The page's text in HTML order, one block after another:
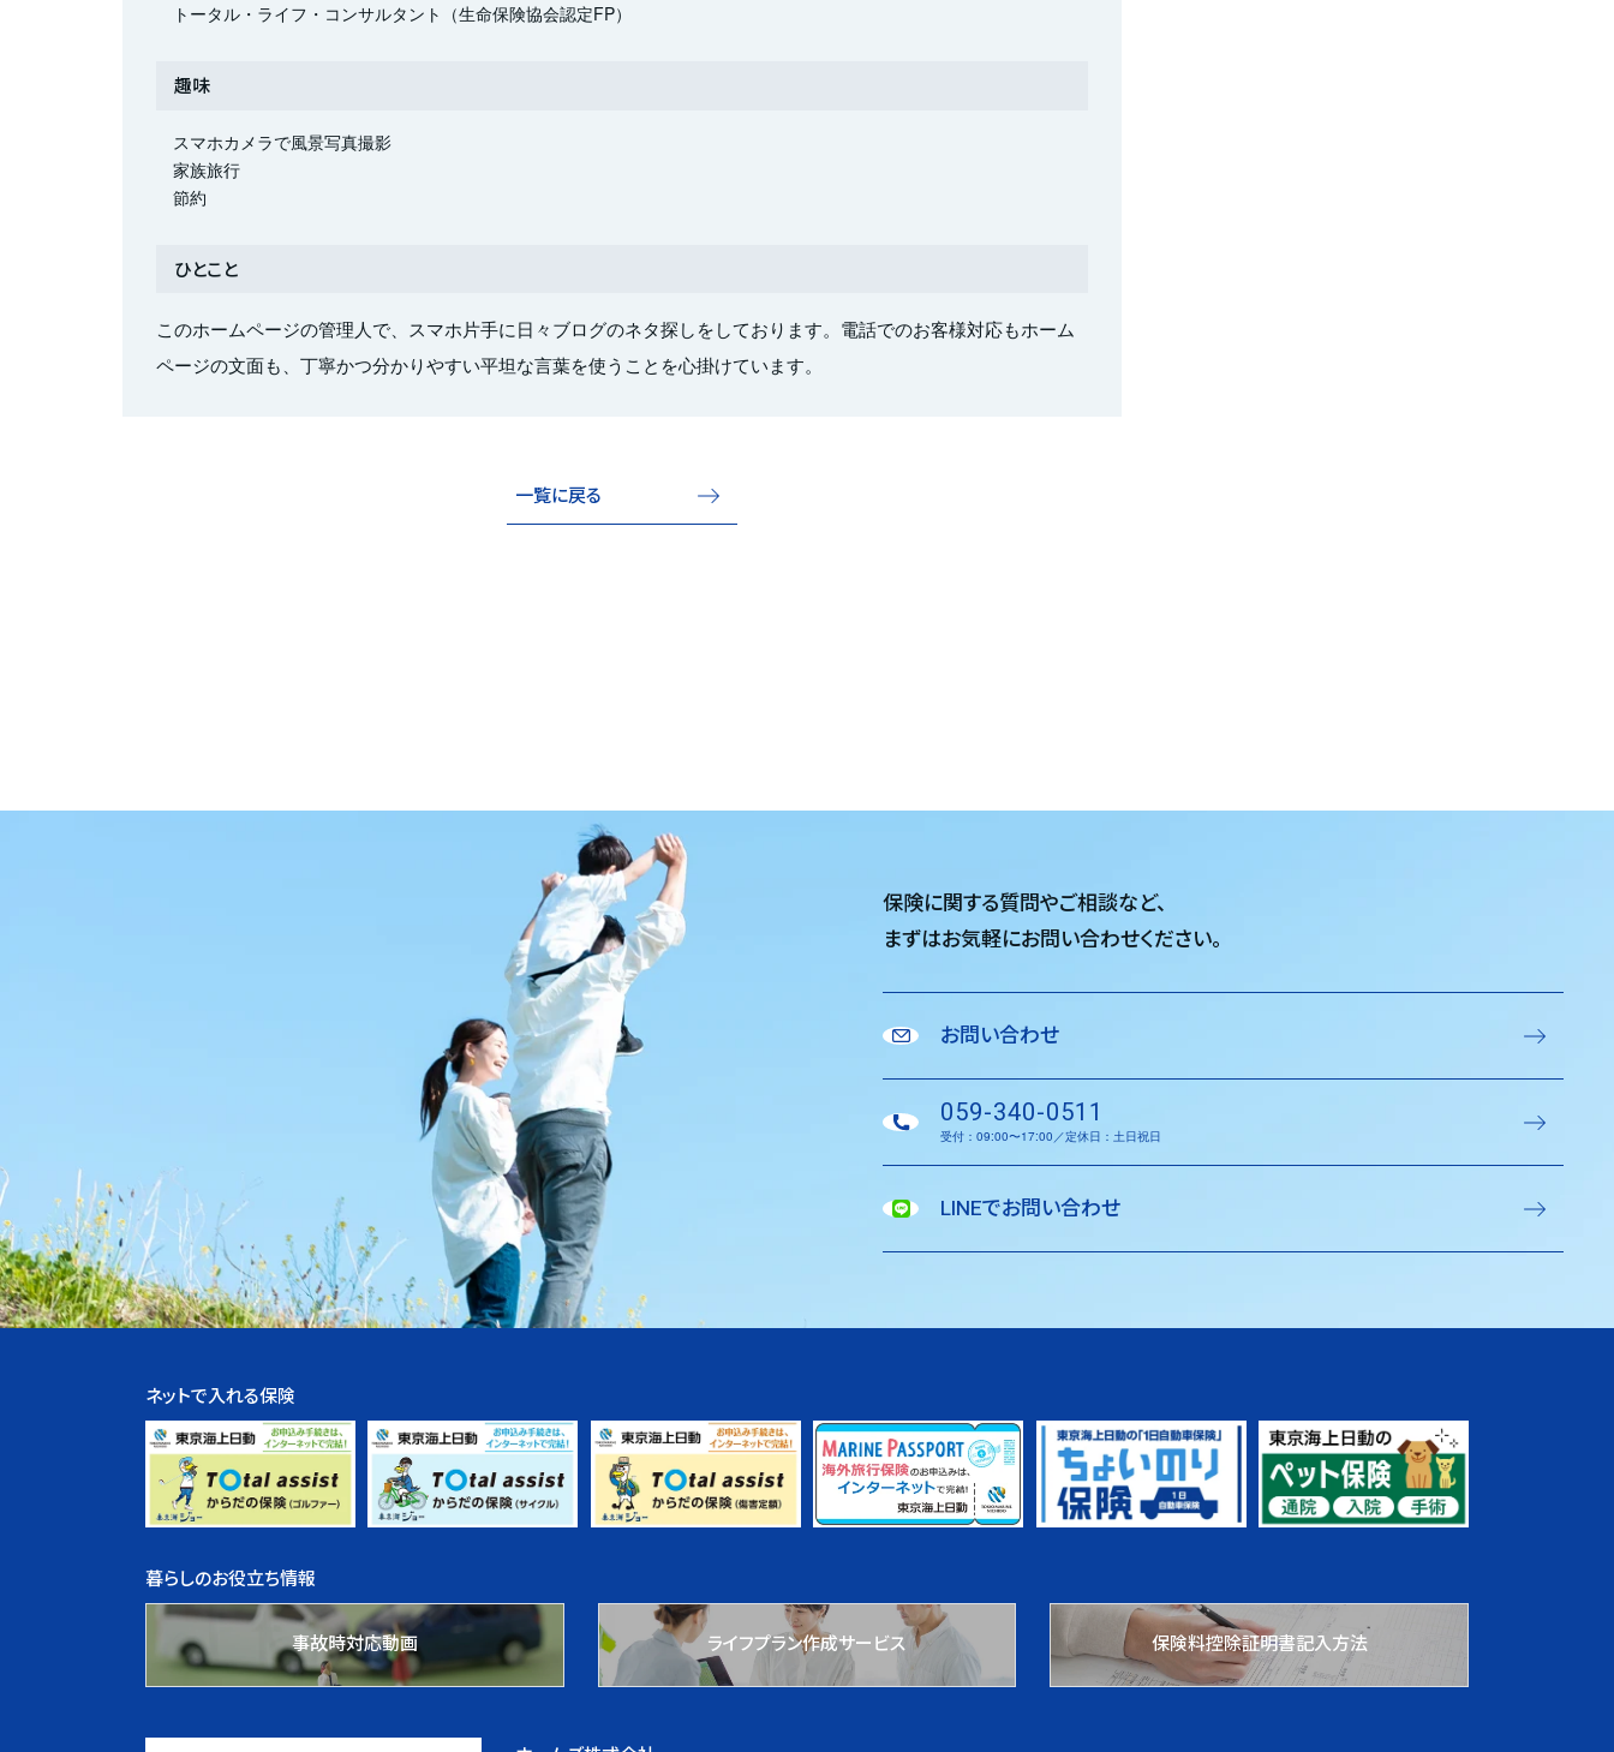
トータル・ライフ・コンサルタント（生命保険協会認定FP）
趣味
スマホカメラで風景写真撮影
家族旅行
節約
ひとこと
このホームページの管理人で、スマホ片手に日々ブログのネタ探しをしております。電話でのお客様対応もホーム
ページの文面も、丁寧かつ分かりやすい平坦な言葉を使うことを心掛けています。
一覧に戻る
保険に関する質問やご相談など、
まずはお気軽にお問い合わせください。
お問い合わせ
059-340-0511
受付：09:00〜17:00／定休日：土日祝日
LINEでお問い合わせ
ネットで入れる保険
暮らしのお役立ち情報
事故時対応動画 ライフプラン作成サービス 保険料控除証明書記入方法